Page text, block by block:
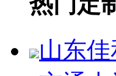
山东